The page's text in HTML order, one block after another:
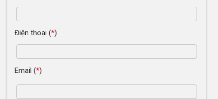
Điện thoại (*)
Email (*)